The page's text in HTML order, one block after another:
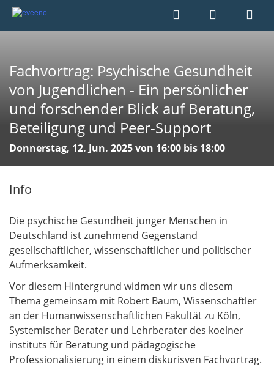
Fachvortrag: Psychische Gesundheit
von Jugendlichen - Ein persönlicher
und forschender Blick auf Beratung,
Beteiligung und Peer-Support
Donnerstag, 12. Jun. 2025 von 16:00 bis 18:00
Info
Die psychische Gesundheit junger Menschen in
Deutschland ist zunehmend Gegenstand
gesellschaftlicher, wissenschaftlicher und politischer
Aufmerksamkeit.
Vor diesem Hintergrund widmen wir uns diesem
Thema gemeinsam mit Robert Baum, Wissenschaftler
an der Humanwissenschaftlichen Fakultät zu Köln,
Systemischer Berater und Lehrberater des koelner
instituts für Beratung und pädagogische
Professionalisierung in einem diskurisven Fachvortrag.